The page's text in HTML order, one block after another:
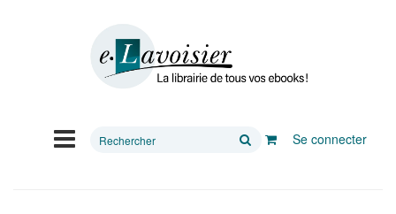
Rechercher
Se connecter